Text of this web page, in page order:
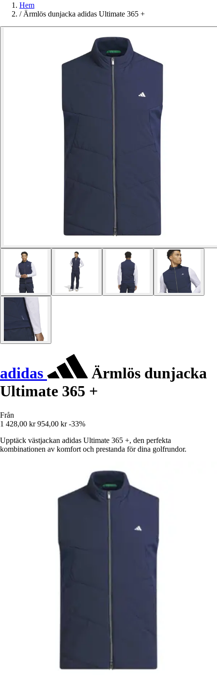
Hem
/ Ärmlös dunjacka adidas Ultimate 365 +
adidas
Ärmlös dunjacka
Ultimate 365 +
Från
1 428,00 kr 954,00 kr -33%
Upptäck västjackan adidas Ultimate 365 +, den perfekta
kombinationen av komfort och prestanda för dina golfrundor.